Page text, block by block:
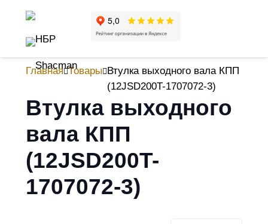
Главная Товары Втулка выходного вала КПП
(12JSD200T-1707072-3)
Втулка выходного
вала КПП
(12JSD200T-
1707072-3)